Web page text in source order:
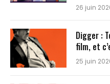
26 juin
Digger :
film, et
25 juin